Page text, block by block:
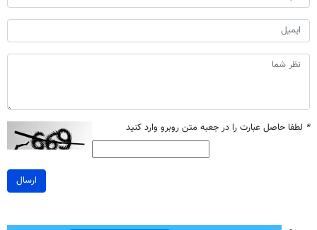
* لطفا حاصل عبارت را در جعبه متن روبرو وارد کنید
ارسال